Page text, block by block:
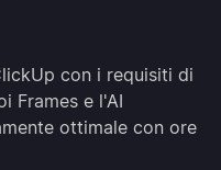
con i requisiti di
Frames e l'AI
ottimale con ore